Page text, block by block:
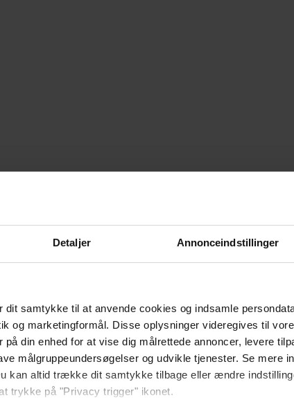
Detaljer Annonceindstillinger
dit samtykke til at anvende cookies og indsamle
og marketingformål. Disse oplysninger videregives til
på din enhed for at vise dig målrettede annoncer, levere
målgruppeundersøgelser og udvikle tjenester. Se mere
kan altid trække dit samtykke tilbage eller ændre
trykke på "Privacy trigger" ikonet.